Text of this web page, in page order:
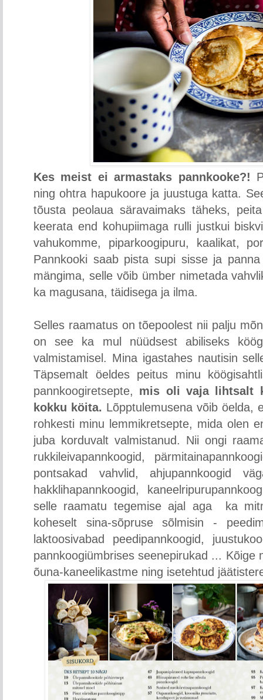
Kes meist ei armastaks pannkooke?!
ning ohtra hapukoore ja juustuga katta.
tõusta peolaua säravaimaks täheks,
keerata end kohupiimaga rulli justkui
vahukomme, piparkoogipuru, kaalikat,
Pannkooki saab pista supi sisse ja
mängima, selle võib ümber nimetada
ka magusana, täidisega ja ilma.
Selles raamatus on tõepoolest nii palju
on see ka mul nüüdsest abiliseks
valmistamisel. Mina igastahes nautisin
Täpsemalt öeldes peitus minu
pannkoogiretsepte, mis oli vaja lihtsalt
kokku köita. Lõpptulemusena võib öelda,
rohkesti minu lemmikretsepte, mida olen
juba korduvalt valmistanud. Nii ongi
rukkileivapannkoogid,
pontsakad vahvlid, ahjupannkoogid
hakklihapannkoogid,
selle raamatu tegemise ajal aga ka
koheselt sina-sõpruse sõlmisin -
laktoosivabad peedipannkoogid,
pannkoogiümbrises seenepirukad ... Kõige
õuna-kaneelikastme ning isetehtud